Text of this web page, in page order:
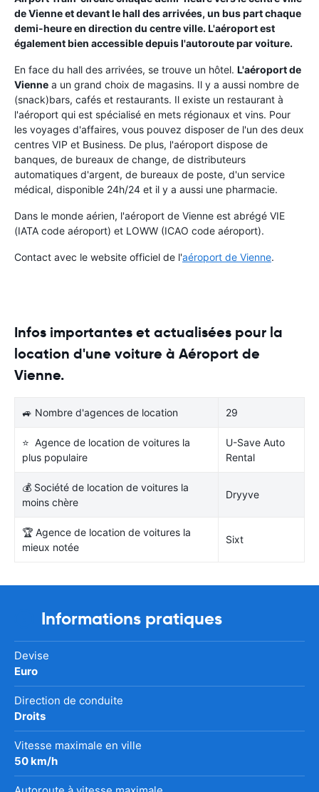
de Vienne et devant le hall des arrivées, un bus part chaque
demi-heure en direction du centre ville. L'aéroport est
également bien accessible depuis l'autoroute par voiture.
En face du hall des arrivées, se trouve un hôtel. L'aéroport de
Vienne a un grand choix de magasins. Il y a aussi nombre de
(snack)bars, cafés et restaurants. Il existe un restaurant à
l'aéroport qui est spécialisé en mets régionaux et vins. Pour
les voyages d'affaires, vous pouvez disposer de l'un des deux
centres VIP et Business. De plus, l'aéroport dispose de
banques, de bureaux de change, de distributeurs
automatiques d'argent, de bureaux de poste, d'un service
médical, disponible 24h/24 et il y a aussi une pharmacie.
Dans le monde aérien, l'aéroport de Vienne est abrégé VIE
(IATA code aéroport) et LOWW (ICAO code aéroport).
Contact avec le website officiel de l'aéroport de Vienne.
Infos importantes et actualisées pour la
location d'une voiture à Aéroport de
Vienne.
🚙 Nombre d'agences de location 29
⭐ Agence de location de voitures la
plus populaire
U-Save Auto
Rental
💰 Société de location de voitures la
moins chère
Dryyve
🏆 Agence de location de voitures la
mieux notée
Sixt
Informations pratiques
Devise
Euro
Direction de conduite
Droits
Vitesse maximale en ville
50 km/h